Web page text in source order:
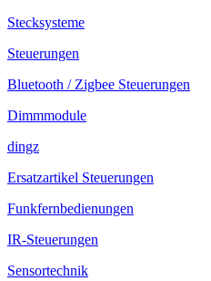
Stecksysteme
Steuerungen
Bluetooth / Zigbee Steuerungen
Dimmmodule
dingz
Ersatzartikel Steuerungen
Funkfernbedienungen
IR-Steuerungen
Sensortechnik